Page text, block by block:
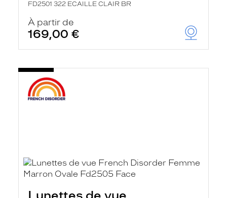
FD2501 322 ECAILLE CLAIR BR
À partir de
169,00 €